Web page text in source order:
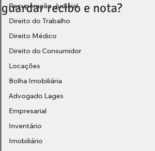
Recuperação Judicial
Direito do Trabalho
Direito Médico
Direito do Consumidor
Locações
Bolha Imobiliária
Advogado Lages
Empresarial
Inventário
Imobiliário
guardar recibo e nota?